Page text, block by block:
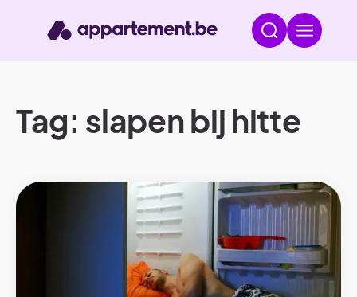
Tag: slapen bij hitte